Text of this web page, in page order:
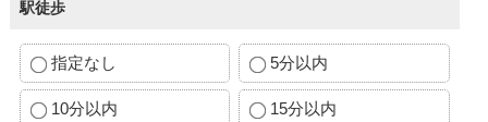
駅徒歩
指定なし 5分以内
10分以内 15分以内